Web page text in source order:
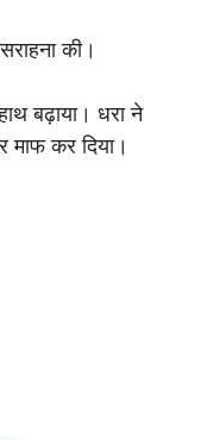
की।
बढ़ाया। धरा ने
माफ कर दिया।